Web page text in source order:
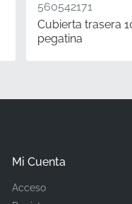
Material
salió de fábrica, y estas
¿Sabías que?
Orientación Lateral
560542171
Cubierta trasera
pegatina
Mi Cuenta
Acceso